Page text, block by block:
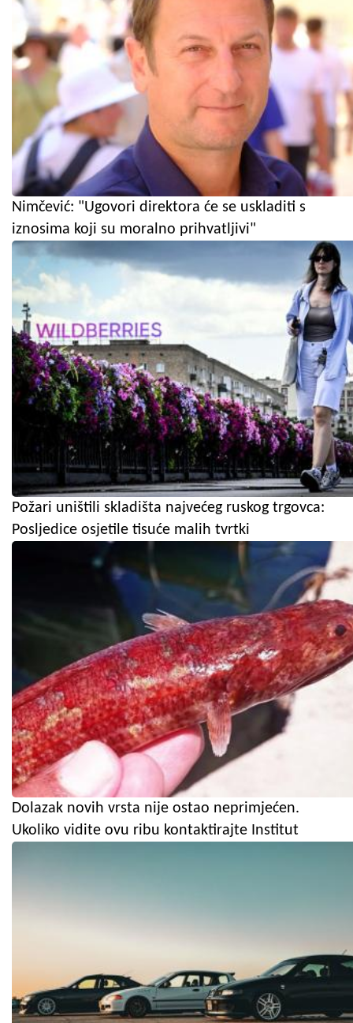
Nimčević: "Ugovori direktora će se uskladiti s
iznosima koji su moralno prihvatljivi"
Požari uništili skladišta najvećeg ruskog trgovca:
Posljedice osjetile tisuće malih tvrtki
Dolazak novih vrsta nije ostao neprimjećen.
Ukoliko vidite ovu ribu kontaktirajte Institut